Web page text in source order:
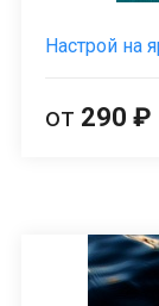
Настрой на
от 290 ₽